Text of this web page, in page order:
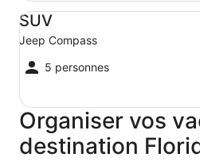
SUV
Jeep Compass
5 personnes
SUV Jeep Compass
Organiser vos
destination